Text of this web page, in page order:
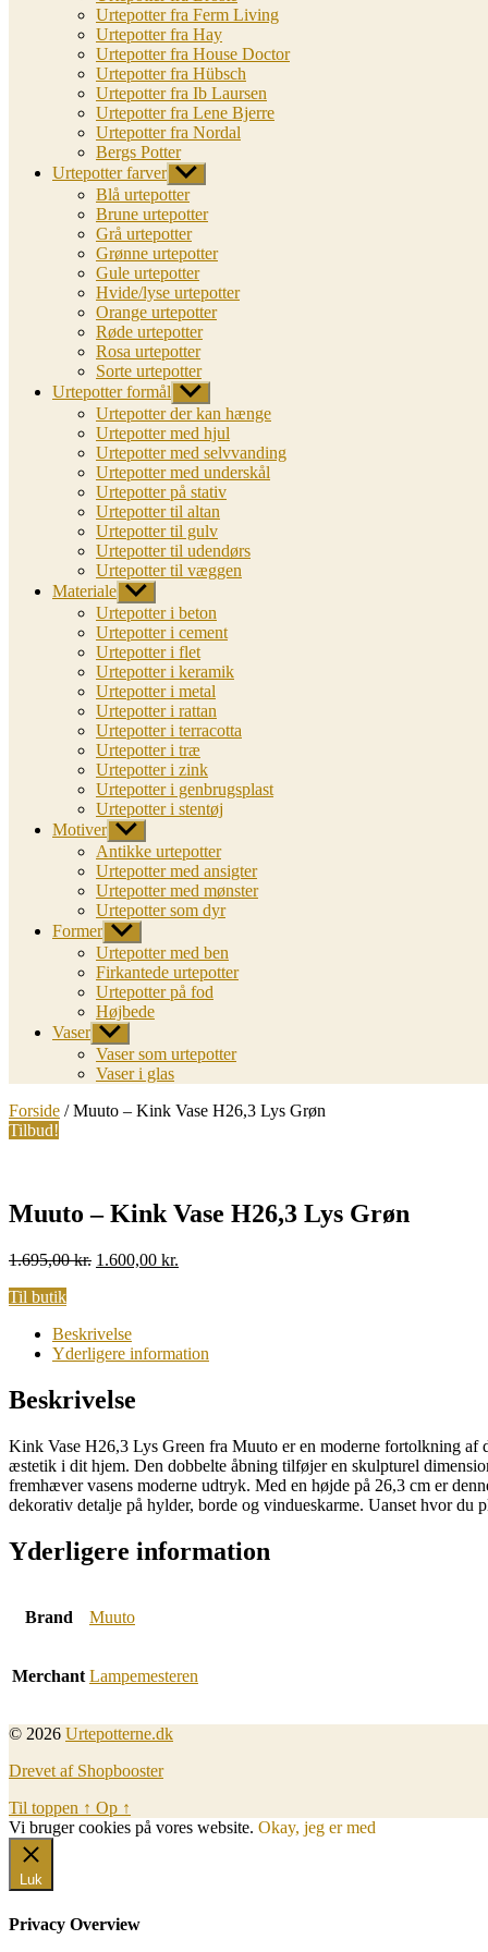
Urtepotter fra Ferm Living
Urtepotter fra Hay
Urtepotter fra House Doctor
Urtepotter fra Hübsch
Urtepotter fra Ib Laursen
Urtepotter fra Lene Bjerre
Urtepotter fra Nordal
Bergs Potter
Urtepotter farver Vis
undermenu
Blå urtepotter
Brune urtepotter
Grå urtepotter
Grønne urtepotter
Gule urtepotter
Hvide/lyse urtepotter
Orange urtepotter
Røde urtepotter
Rosa urtepotter
Sorte urtepotter
Urtepotter formål Vis
undermenu
Urtepotter der kan hænge
Urtepotter med hjul
Urtepotter med selvvanding
Urtepotter med underskål
Urtepotter på stativ
Urtepotter til altan
Urtepotter til gulv
Urtepotter til udendørs
Urtepotter til væggen
Materiale Vis
undermenu
Urtepotter i beton
Urtepotter i cement
Urtepotter i flet
Urtepotter i keramik
Urtepotter i metal
Urtepotter i rattan
Urtepotter i terracotta
Urtepotter i træ
Urtepotter i zink
Urtepotter i genbrugsplast
Urtepotter i stentøj
Motiver Vis
undermenu
Antikke urtepotter
Urtepotter med ansigter
Urtepotter med mønster
Urtepotter som dyr
Former Vis
undermenu
Urtepotter med ben
Firkantede urtepotter
Urtepotter på fod
Højbede
Vaser Vis
undermenu
Vaser som urtepotter
Vaser i glas
Forside / Muuto – Kink Vase H26,3 Lys Grøn
Tilbud!
Muuto – Kink Vase H26,3 Lys Grøn
1.695,00kr. Original
1.600,00 kr.
Til butik
Beskrivelse
Yderligere information
Beskrivelse
Kink Vase H26,3 Lys Green fra Muuto er en moderne fortolkning af
æstetik i dit hjem. Den dobbelte åbning tilføjer en skulpturel
fremhæver vasens moderne udtryk. Med en højde på 26,3 cm er
dekorativ detalje på hylder, borde og vindueskarme. Uanset hvor
Yderligere information
Brand Muuto
Merchant Lampemesteren
© 2026 Urtepotterne.dk
Drevet af Shopbooster
Til toppen ↑ Op ↑
Vi bruger cookies på vores website. Okay, jeg er med
Luk
Privacy Overview